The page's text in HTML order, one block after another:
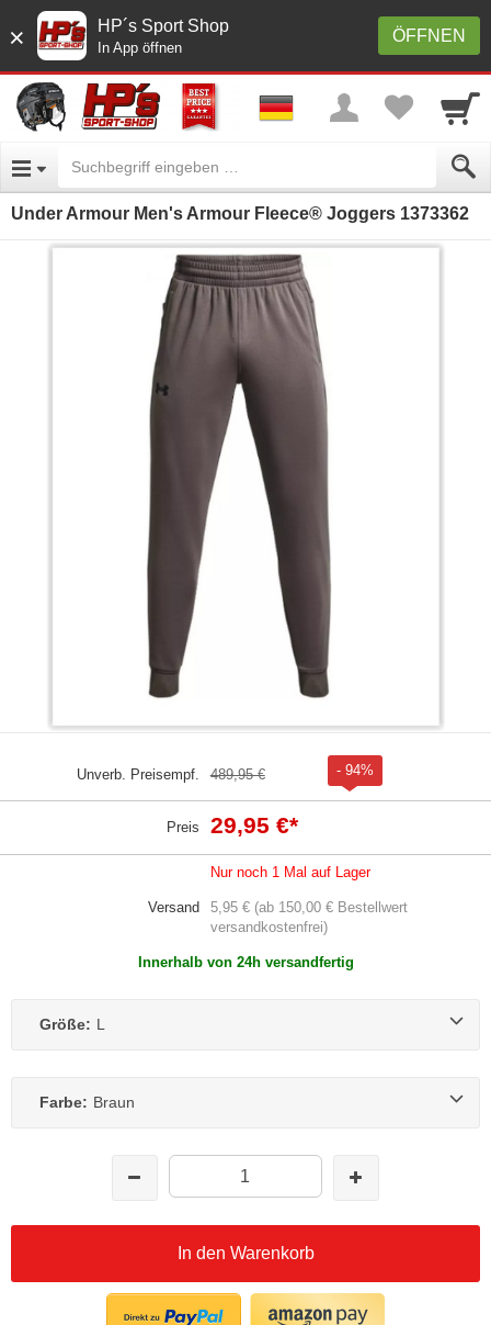
× ÖFFNEN
HP´s Sport Shop
In App öffnen
Under Armour Men's Armour Fleece® Joggers 1373362
Unverb. Preisempf. 489,95 € - 94%
Preis 29,95 €*
Nur noch 1 Mal auf Lager
Versand
5,95 € (ab 150,00 € Bestellwert
versandkostenfrei)
Innerhalb von 24h versandfertig
Größe: L
Farbe: Braun
In den Warenkorb